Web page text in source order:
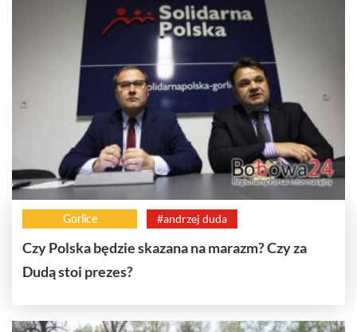
Gorlice #andrzej duda
Czy Polska będzie skazana na marazm? Czy za
Dudą stoi prezes?